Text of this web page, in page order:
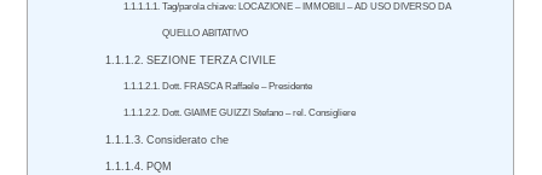
Tag/parola chiave: LOCAZIONE – IMMOBILI – AD USO DIVERSO DA
QUELLO ABITATIVO
SEZIONE TERZA CIVILE
Dott. FRASCA Raffaele – Presidente
Dott. GIAIME GUIZZI Stefano – rel. Consigliere
Considerato che
PQM